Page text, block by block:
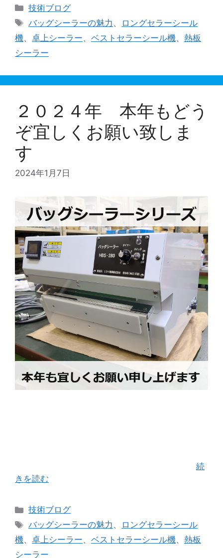
カ
テ
リ
ー
技術ブログ
タ
グ
バッグシーラーの魅力 、
ロングセラーシール
機、 卓上シーラー、 ベストセラーシール機、 熱板
シーラー
２０２４年 本年もどう
ぞ宜しくお願い致しま
す
2024年1月7日
続
きを読む
カ
テ
リ
技術ブログ
タ
グ
バッグシーラーの魅力 、
ロングセラーシール
機、 卓上シーラー、 ベストセラーシール機、 熱板
シーラー